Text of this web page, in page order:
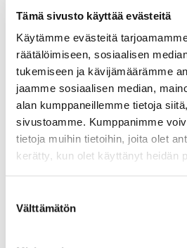
Tämä sivusto käyttää evästeitä
Käytämme evästeitä
räätälöimiseen, sosiaalisen
tukemiseen ja kävijämäärämme
jaamme sosiaalisen median,
alan kumppaneillemme tietoja
sivustoamme. Kumppanimme
tietoja muihin tietoihin, joita olet
kerätty, kun olet käyttänyt heidän
valinta
Välttämätön
Syvä lumi
Crossover
Hyötykäyttö
Reitti
2027 vuoden mallit
Syvä lumi
Crossover
Hyötykäyttö
Reitti